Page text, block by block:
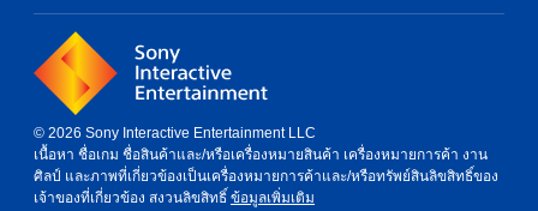
© 2026 Sony Interactive Entertainment LLC
เนื้อหา ชื่อเกม ชื่อสินค้าและ/หรือเครื่องหมายสินค้า เครื่องหมายการค้า งาน
ศิลป์ และภาพที่เกี่ยวข้องเป็นเครื่องหมายการค้าและ/หรือทรัพย์สินลิขสิทธิ์ของ
เจ้าของที่เกี่ยวข้อง สงวนลิขสิทธิ์ ข้อมูลเพิ่มเติม